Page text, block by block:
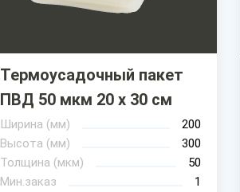
Термоусадочный пакет
ПВД 50 мкм 20 х 30 см
Ширина (мм)
200
Высота (мм)
300
Толщина (мкм)
50
Мин.заказ
1